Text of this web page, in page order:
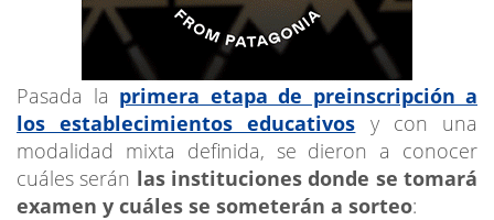
Pasada la primera etapa de preinscripción a
los establecimientos educativos y con una
modalidad mixta definida, se dieron a conocer
cuáles serán las instituciones donde se tomará
examen y cuáles se someterán a sorteo: